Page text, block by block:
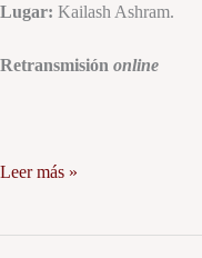
Lugar: Kailash Ashram.
Retransmisión online
Leer más »